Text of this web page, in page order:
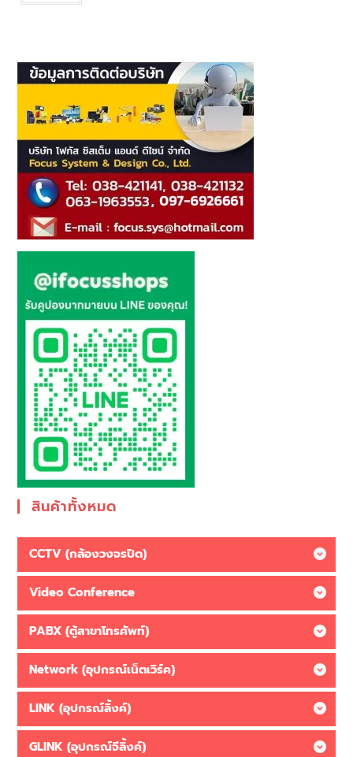
สินค้าทั้งหมด
CCTV (กล้องวงจรปิด)
Video Conference
PABX (ตู้สาขาโทรศัพท์)
Network (อุปกรณ์เน็ตเวิร์ค)
LINK (อุปกรณ์ลิ้งค์)
GLINK (อุปกรณ์จีลิ้งค์)